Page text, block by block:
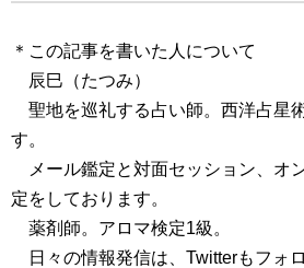
＊この記事を書いた人について
辰巳（たつみ）
聖地を巡礼する占い師。西洋占星
す。
メール鑑定と対面セッション、オ
定をしております。
薬剤師。アロマ検定1級。
日々の情報発信は、Twitterもフォロ